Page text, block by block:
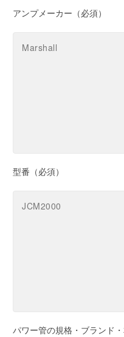
アンプメーカー（必須）
型番（必須）
パワー管の規格・ブランド・